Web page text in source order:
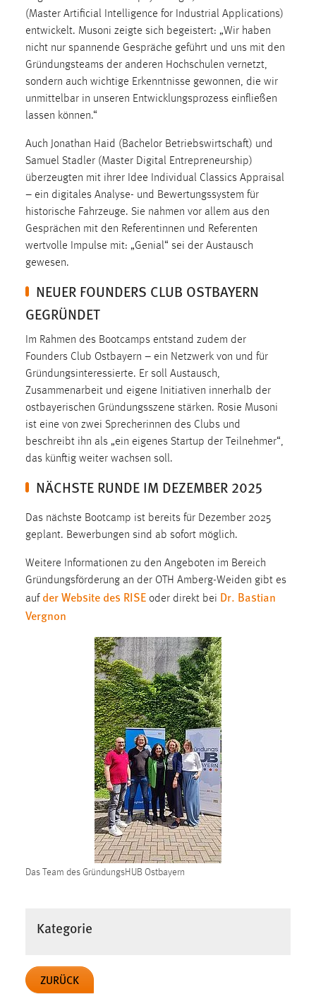
(Master Artificial Intelligence for Industrial Applications)
entwickelt. Musoni zeigte sich begeistert: „Wir haben
nicht nur spannende Gespräche geführt und uns mit den
Gründungsteams der anderen Hochschulen vernetzt,
sondern auch wichtige Erkenntnisse gewonnen, die wir
unmittelbar in unseren Entwicklungsprozess einfließen
lassen können.“
Auch Jonathan Haid (Bachelor Betriebswirtschaft) und
Samuel Stadler (Master Digital Entrepreneurship)
überzeugten mit ihrer Idee Individual Classics Appraisal
– ein digitales Analyse- und Bewertungssystem für
historische Fahrzeuge. Sie nahmen vor allem aus den
Gesprächen mit den Referentinnen und Referenten
wertvolle Impulse mit: „Genial“ sei der Austausch
gewesen.
NEUER FOUNDERS CLUB OSTBAYERN
GEGRÜNDET
Im Rahmen des Bootcamps entstand zudem der
Founders Club Ostbayern – ein Netzwerk von und für
Gründungsinteressierte. Er soll Austausch,
Zusammenarbeit und eigene Initiativen innerhalb der
ostbayerischen Gründungsszene stärken. Rosie Musoni
ist eine von zwei Sprecherinnen des Clubs und
beschreibt ihn als „ein eigenes Startup der Teilnehmer“,
das künftig weiter wachsen soll.
NÄCHSTE RUNDE IM DEZEMBER 2025
Das nächste Bootcamp ist bereits für Dezember 2025
geplant. Bewerbungen sind ab sofort möglich.
Weitere Informationen zu den Angeboten im Bereich
Gründungsförderung an der OTH Amberg-Weiden gibt es
auf der Website des RISE oder direkt bei Dr. Bastian
Vergnon
Das Team des GründungsHUB Ostbayern
Kategorie
ZURÜCK
Cookie Laufzeit:
Max. 13 Monate
MARKETING
Marketing Cookies werden von Drittanbietern
verwendet, um personalisierte Werbung anzuzeigen.
Sie tun dies, indem sie Besucher über Websites
hinweg verfolgen.
Google Ads
Name:
_gcl_au
Google Ireland Limited
Zweck:
Cookie Laufzeit:
3 Monate
Facebook Pixel
Name:
_fbp
Anbieter:
Conversion-Tracking
Cookie Laufzeit:
3 Monate
EXTERNE MEDIEN
Um Inhalte von Videoplattformen und Social Media
Plattformen anzeigen zu können, werden von diesen
externen Medien Cookies gesetzt.